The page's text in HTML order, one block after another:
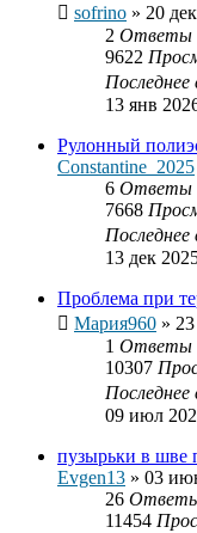
sofrino » 20
2 Ответы
9622
Последнее
13 янв
Рулонный
Constantine_2025
6 Ответы
7668
Последнее
13 дек
Проблема при
Мария960 »
1 Ответы
10307
Последнее
09 июл
пузырьки в шве
Evgen13 » 03
26
11454